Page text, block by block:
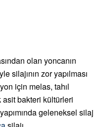
olan yoncanın
silajının zor yapılması
için melas, tahıl
asit bakteri kültürleri
geleneksel silaj